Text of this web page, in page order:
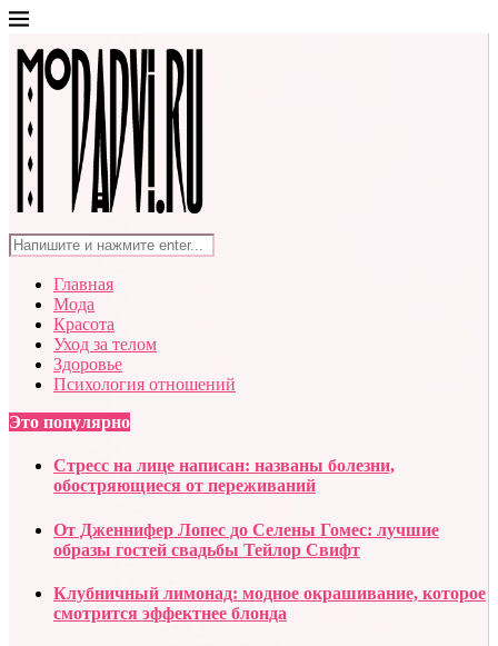
Главная
Мода
Красота
Уход за телом
Здоровье
Психология отношений
Это популярно
Стресс на лице написан: названы болезни,
обостряющиеся от переживаний
От Дженнифер Лопес до Селены Гомес: лучшие
образы гостей свадьбы Тейлор Свифт
Клубничный лимонад: модное окрашивание, которое
смотрится эффектнее блонда